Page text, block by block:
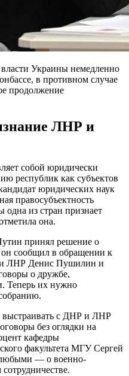
Украины немедленно
в противном случае
продолжение
ЛНР и
собой юридически
республик как субъектов
юридических наук
правосубъектность
одна из стран признает
она.
принял решение о
сообщил в обращении к
ЛНР Денис Пушилин и
о дружбе,
Теперь их нужно
выстраивать с ДНР и ЛНР
без оглядки на
кафедры
факультета МГУ Сергей
— о военно-